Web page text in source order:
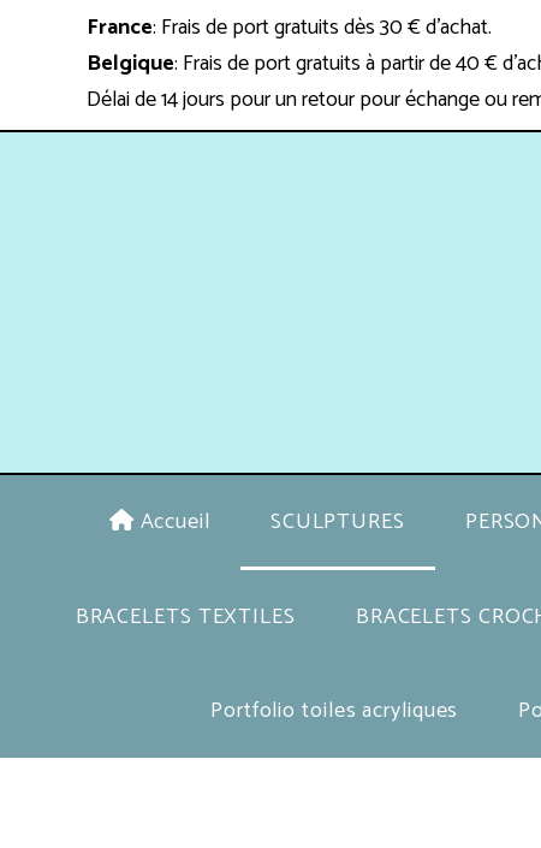
France: Frais de port gratuits dès 30 € d'achat.
Belgique: Frais de port gratuits à partir de 40 €
Délai de 14 jours pour un retour pour échange ou
Accueil SCULPTURES
BRACELETS TEXTILES BRACELETS
Portfolio toiles acryliques